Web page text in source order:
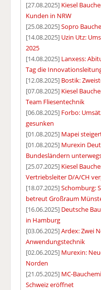
[27.08.2025] Kiesel
Kunden in NRW
[25.08.2025]Sopro
[14.08.2025] Uzin Utz:
2025
[14.08.2025] Lanxess:
Tag die
[12.08.2025] Bostik:
[07.08.2025] Kiesel
Team Fliesentechnik
[06.08.2025] Forbo:
gesunken
[01.08.2025] Mapei
[01.08.2025] Murexin
Bundesländern
[25.07.2025] Kiesel
Vertriebsleiter D/A/CH
[18.07.2025]Schomburg:
betreut Großraum
[16.06.2025] Deutsche
in Hamburg
[03.06.2025]Ardex: Zwei
Anwendungstechnik
[02.06.2025] Murexin:
Norden
[21.05.2025] MC-
Schweiz eröffnet